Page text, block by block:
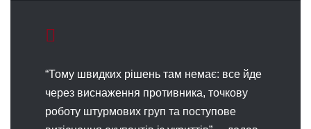
“Тому швидких рішень там немає: все йде
через виснаження противника, точкову
роботу штурмових груп та поступове